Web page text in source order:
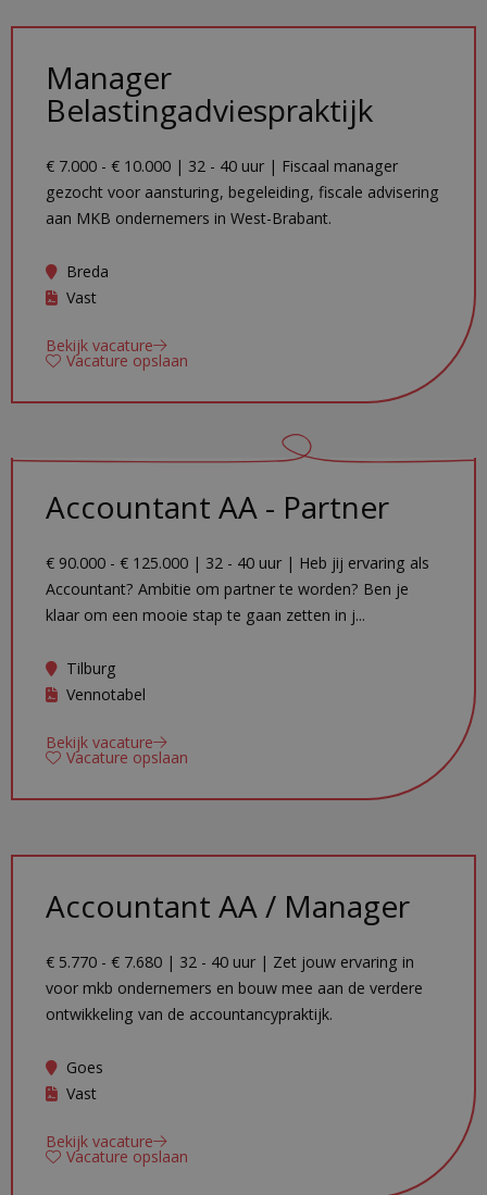
Manager
Belastingadviespraktijk
€ 7.000 - € 10.000 | 32 - 40 uur | Fiscaal manager
gezocht voor aansturing, begeleiding, fiscale advisering
aan MKB ondernemers in West-Brabant.
Breda
Vast
Bekijk vacature
Vacature opslaan
Accountant AA - Partner
€ 90.000 - € 125.000 | 32 - 40 uur | Heb jij ervaring als
Accountant? Ambitie om partner te worden? Ben je
klaar om een mooie stap te gaan zetten in j...
Tilburg
Vennotabel
Bekijk vacature
Vacature opslaan
Accountant AA / Manager
€ 5.770 - € 7.680 | 32 - 40 uur | Zet jouw ervaring in
voor mkb ondernemers en bouw mee aan de verdere
ontwikkeling van de accountancypraktijk.
Goes
Vast
Bekijk vacature
Vacature opslaan